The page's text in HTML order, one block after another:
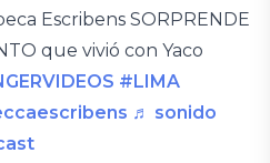
Escribens SORPRENDE
que vivió con Yaco
#LIMA
♬ sonido